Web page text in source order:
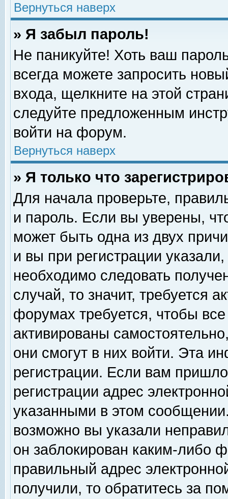
Вернуться наверх
» Я забыл пароль!
Не паникуйте! Хоть ваш
всегда можете запросить
входа, щелкните на этой
следуйте предложенным
войти на форум.
Вернуться наверх
» Я только что
Для начала проверьте,
и пароль. Если вы уверены,
может быть одна из двух
и вы при регистрации
необходимо следовать
случай, то значит, требуется
форумах требуется, чтобы
активированы
они смогут в них войти. Эта
регистрации. Если вам
регистрации адрес
указанными в этом
возможно вы указали
он заблокирован каким-либо
правильный адрес
получили, то обратитесь за